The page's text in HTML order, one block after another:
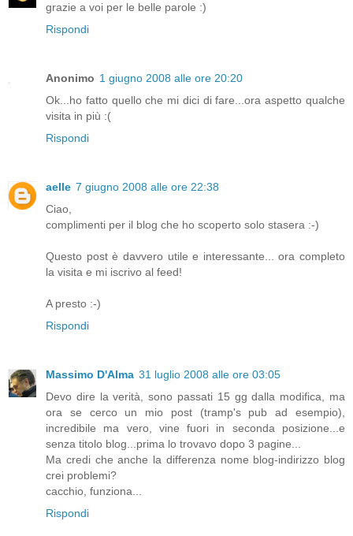
grazie a voi per le belle parole :)
Rispondi
Anonimo 1 giugno 2008 alle ore 20:20
Ok...ho fatto quello che mi dici di fare...ora aspetto qualche
visita in più :(
Rispondi
aelle 7 giugno 2008 alle ore 22:38
Ciao,
complimenti per il blog che ho scoperto solo stasera :-)
Questo post è davvero utile e interessante... ora completo
la visita e mi iscrivo al feed!
A presto :-)
Rispondi
Massimo D'Alma 31 luglio 2008 alle ore 03:05
Devo dire la verità, sono passati 15 gg dalla modifica, ma
ora se cerco un mio post (tramp's pub ad esempio),
incredibile ma vero, vine fuori in seconda posizione...e
senza titolo blog...prima lo trovavo dopo 3 pagine...
Ma credi che anche la differenza nome blog-indirizzo blog
crei problemi?
cacchio, funziona...
Rispondi